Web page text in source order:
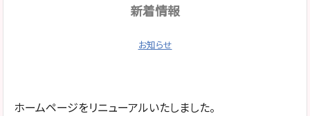
新着情報
お知らせ
ホームページをリニューアルいたしました。